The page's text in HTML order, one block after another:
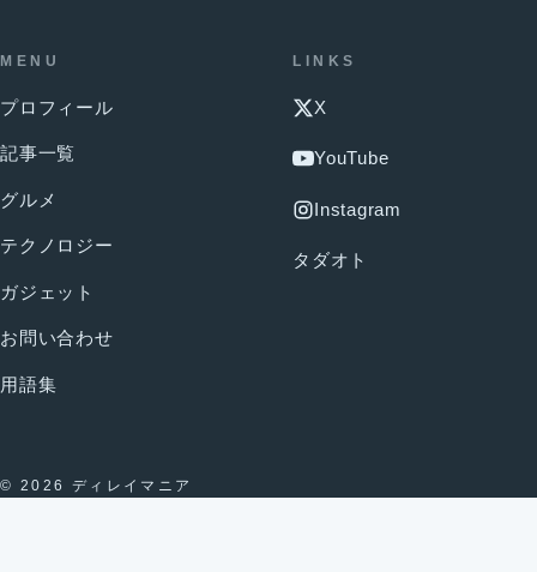
MENU
プロフィール
記事一覧
グルメ
テクノロジー
ガジェット
お問い合わせ
用語集
LINKS
X
YouTube
Instagram
タダオト
© 2026 ディレイマニア